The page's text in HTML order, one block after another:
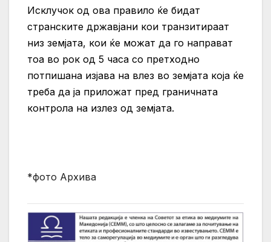
Исклучок од ова правило ќе бидат
странските државјани кои транзитираат
низ земјата, кои ќе можат да го направат
тоа во рок од 5 часа со претходно
потпишана изјава на влез во земјата која ќе
треба да ја приложат пред граничната
контрола на излез од земјата.
*фото Архива